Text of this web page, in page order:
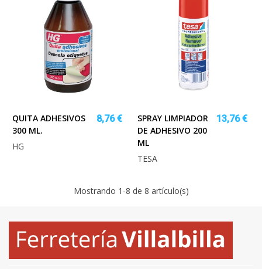
QUITA ADHESIVOS
300 ML.
8,76 €
HG
SPRAY LIMPIADOR
DE ADHESIVO 200
ML
13,76 €
TESA
Mostrando 1 -8 de 8 artículo(s)